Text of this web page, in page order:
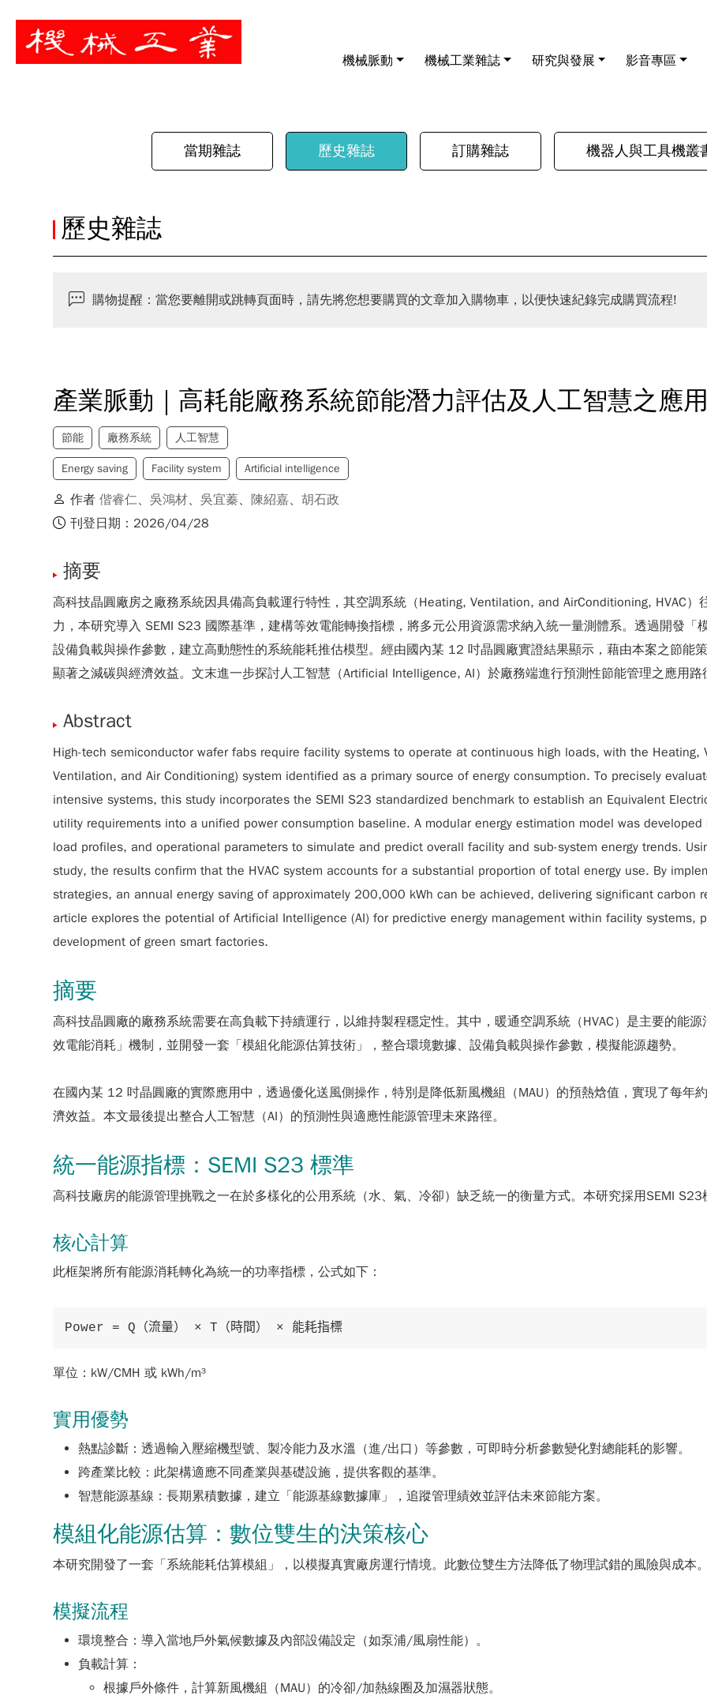
機械脈動 機械工業雜誌 研究與發展 影音專區
暫停
當期雜誌 歷史雜誌 訂購雜誌 機器人與工具機叢
歷史雜誌
購物提醒：當您要離開或跳轉頁面時，請先將您想要購買的文章加入購物車，以便快速紀錄完成購買流程!
產業脈動｜高耗能廠務系統節能潛力評估及人工智慧之應
節能 廠務系統 人工智慧
Energy saving Facility system Artificial intelligence
作者偕睿仁、吳鴻材、吳宜蓁、 陳紹嘉、胡石政
刊登日期：2026/04/28
摘要
高科技晶圓廠房之廠務系統因具備高負載運行特性，其空調系統（Heating, Ventilation, and AirConditioning, HVAC
力，本研究導入 SEMI S23 國際基準，建構等效電能轉換指標，將多元公用資源需求納入統一量測體系。透過開發
設備負載與操作參數，建立高動態性的系統能耗推估模型。經由國內某 12 吋晶圓廠實證結果顯示，藉由本案之節能
顯著之減碳與經濟效益。文末進一步探討人工智慧（Artificial Intelligence, AI）於廠務端進行預測性節能管理之應用路
Abstract
High-tech semiconductor wafer fabs require facility systems to operate at continuous high loads, with the Heating,
Ventilation, and Air Conditioning) system identified as a primary source of energy consumption. To precisely
intensive systems, this study incorporates the SEMI S23 standardized benchmark to establish an Equivalent
utility requirements into a unified power consumption baseline. A modular energy estimation model was
load profiles, and operational parameters to simulate and predict overall facility and sub-system energy trends.
study, the results confirm that the HVAC system accounts for a substantial proportion of total energy use. By
strategies, an annual energy saving of approximately 200,000 kWh can be achieved, delivering significant carbon
article explores the potential of Artificial Intelligence (AI) for predictive energy management within facility systems,
development of green smart factories.
摘要
高科技晶圓廠的廠務系統需要在高負載下持續運行，以維持製程穩定性。其中，暖通空調系統（HVAC）是主要的能
效電能消耗」機制，並開發一套「模組化能源估算技術」，整合環境數據、設備負載與操作參數，模擬能源趨勢。
在國內某 12 吋晶圓廠的實際應用中，透過優化送風側操作，特別是降低新風機組（MAU）的預熱焓值，實現了每
濟效益。本文最後提出整合人工智慧（AI）的預測性與適應性能源管理未來路徑。
統一能源指標：SEMI S23 標準
高科技廠房的能源管理挑戰之一在於多樣化的公用系統（水、氣、冷卻）缺乏統一的衡量方式。本研究採用SEMI S23
核心計算
此框架將所有能源消耗轉化為統一的功率指標，公式如下：
單位： kW/CMH 或 kWh/m³
實用優勢
熱點診斷：透過輸入壓縮機型號、製冷能力及水溫（進/出口）等參數，可即時分析參數變化對總能耗的影響。
跨產業比較：此架構適應不同產業與基礎設施，提供客觀的基準。
智慧能源基線：長期累積數據，建立「能源基線數據庫」，追蹤管理績效並評估未來節能方案。
模組化能源估算：數位雙生的決策核心
本研究開發了一套「系統能耗估算模組」，以模擬真實廠房運行情境。此數位雙生方法降低了物理試錯的風險與成本。
模擬流程
環境整合：導入當地戶外氣候數據及內部設備設定（如泵浦/風扇性能）。
負載計算：
根據戶外條件，計算新風機組（MAU）的冷卻/加熱線圈及加濕器狀態。